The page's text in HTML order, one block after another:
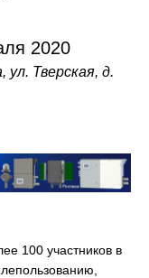
2020
ул. Тверская, д.
100 участников в